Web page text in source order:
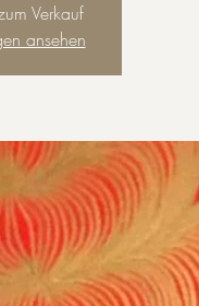
Verkauf
ansehen